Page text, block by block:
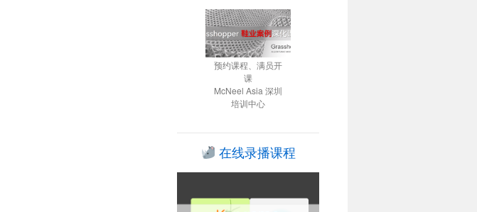
预约课程、满员开
课
McNeel Asia 深圳
培训中心
在线录播课程